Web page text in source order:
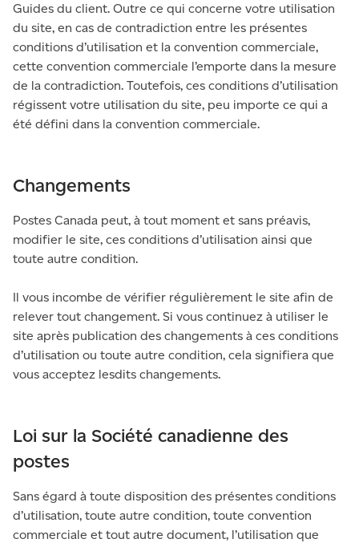
Guides du client. Outre ce qui concerne votre utilisation
du site, en cas de contradiction entre les présentes
conditions d’utilisation et la convention commerciale,
cette convention commerciale l’emporte dans la mesure
de la contradiction. Toutefois, ces conditions d’utilisation
régissent votre utilisation du site, peu importe ce qui a
été défini dans la convention commerciale.
Changements
Postes Canada peut, à tout moment et sans préavis,
modifier le site, ces conditions d’utilisation ainsi que
toute autre condition.
Il vous incombe de vérifier régulièrement le site afin de
relever tout changement. Si vous continuez à utiliser le
site après publication des changements à ces conditions
d’utilisation ou toute autre condition, cela signifiera que
vous acceptez lesdits changements.
Loi sur la Société canadienne des
postes
Sans égard à toute disposition des présentes conditions
d’utilisation, toute autre condition, toute convention
commerciale et tout autre document, l’utilisation que